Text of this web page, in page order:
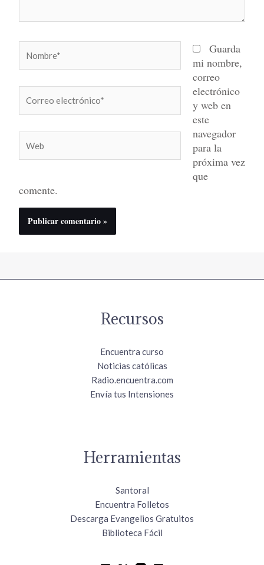
electrónico*
Guarda
mi nombre,
correo
electrónico
y web en
este
navegador
para la
próxima vez
que
comente.
Recursos
Encuentra curso
Noticias católicas
Radio.encuentra.com
Envía tus Intensiones
Herramientas
Santoral
Encuentra Folletos
Descarga Evangelios Gratuitos
Biblioteca Fácil